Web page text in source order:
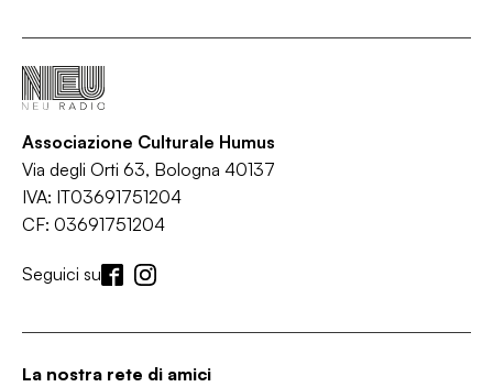
Associazione Culturale Humus
Via degli Orti 63, Bologna 40137
IVA: IT03691751204
CF: 03691751204
Seguici su
La nostra rete di amici